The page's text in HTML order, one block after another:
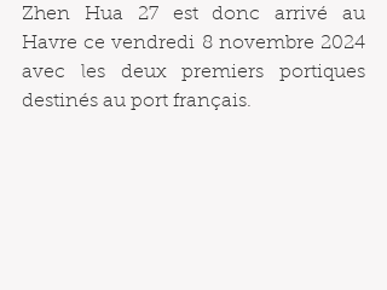
Zhen Hua 27 est donc arrivé au
Havre ce vendredi 8 novembre 2024
avec les deux premiers portiques
destinés au port français.